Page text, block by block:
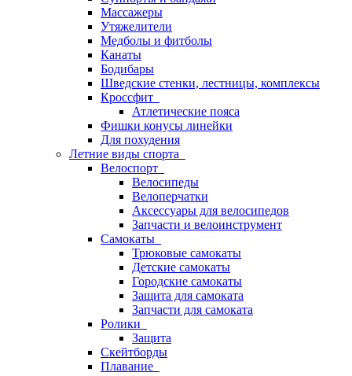
Массажеры
Утяжелители
Медболы и фитболы
Канаты
Бодибары
Шведские стенки, лестницы, комплексы
Кроссфит
Атлетические пояса
Фишки конусы линейки
Для похудения
Летние виды спорта
Велоспорт
Велосипеды
Велоперчатки
Аксессуары для велосипедов
Запчасти и велоинструмент
Самокаты
Трюковые самокаты
Детские самокаты
Городские самокаты
Защита для самоката
Запчасти для самоката
Ролики
Защита
Скейтборды
Плавание